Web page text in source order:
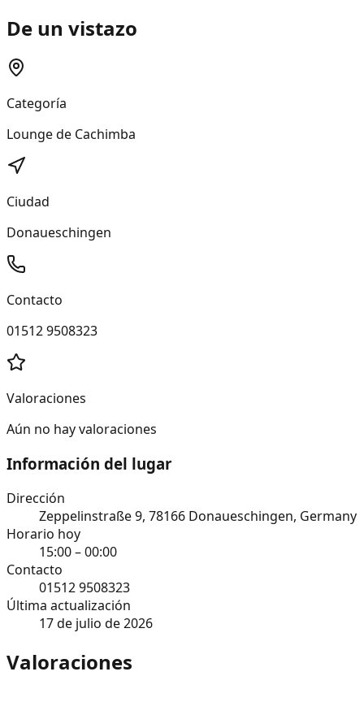
De un vistazo
Categoría
Lounge de Cachimba
Ciudad
Donaueschingen
Contacto
01512 9508323
Valoraciones
Aún no hay valoraciones
Información del lugar
Dirección
Zeppelinstraße 9, 78166 Donaueschingen, Germany
Horario hoy
15:00 – 00:00
Contacto
01512 9508323
Última actualización
17 de julio de 2026
Valoraciones